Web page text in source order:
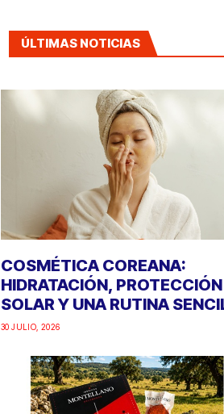
ÚLTIMAS NOTICIAS
COSMÉTICA COREANA:
HIDRATACIÓN, PROTECCIÓN
SOLAR Y UNA RUTINA
30 JULIO, 2026